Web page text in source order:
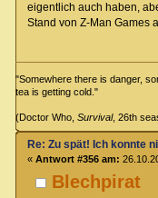
eigentlich auch haben,
Stand von Z-Man Games
"Somewhere there is danger,
tea is getting cold."
(Doctor Who,Survival, 26th
Blechpirat
Re: Zu spät! Ich konnte
« Antwort #356 am: